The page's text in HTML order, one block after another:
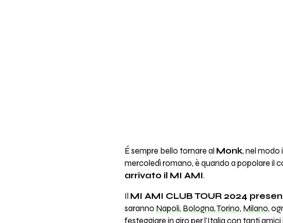
É sempre bello tornare al Monk, nel modo
mercoledì romano, è quando a popolare il
arrivato il MI AMI.
Il MI AMI CLUB TOUR 2024
saranno Napoli, Bologna,Torino, Milano,